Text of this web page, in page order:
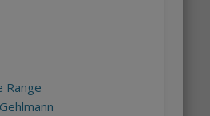
Range